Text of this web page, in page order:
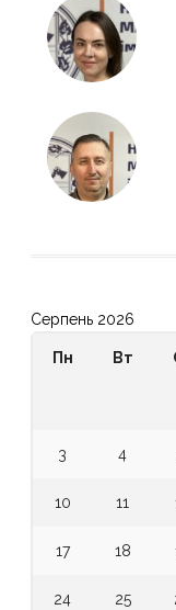
Серпень 2026
Пн Вт
3 4
10 11
17 18
24 25